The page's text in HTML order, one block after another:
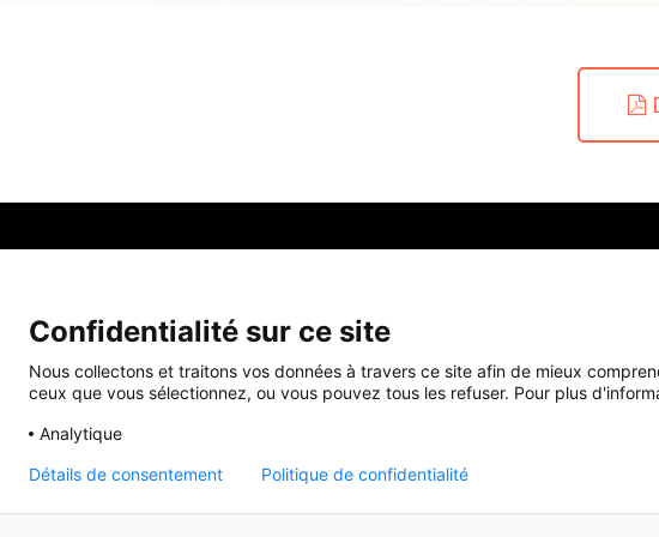
Presentación
Mantenimiento
Formaciones
Documentación
Elegir el equipamiento
Referencias
Ce site web utilise des cookies pour améliorer votre expérience de navigation
Confidentialité sur ce site
Nous collectons et traitons vos données à travers ce site afin de mieux
ceux que vous sélectionnez, ou vous pouvez tous les refuser. Pour plus
Analytique
Détails de consentement Politique de confidentialité